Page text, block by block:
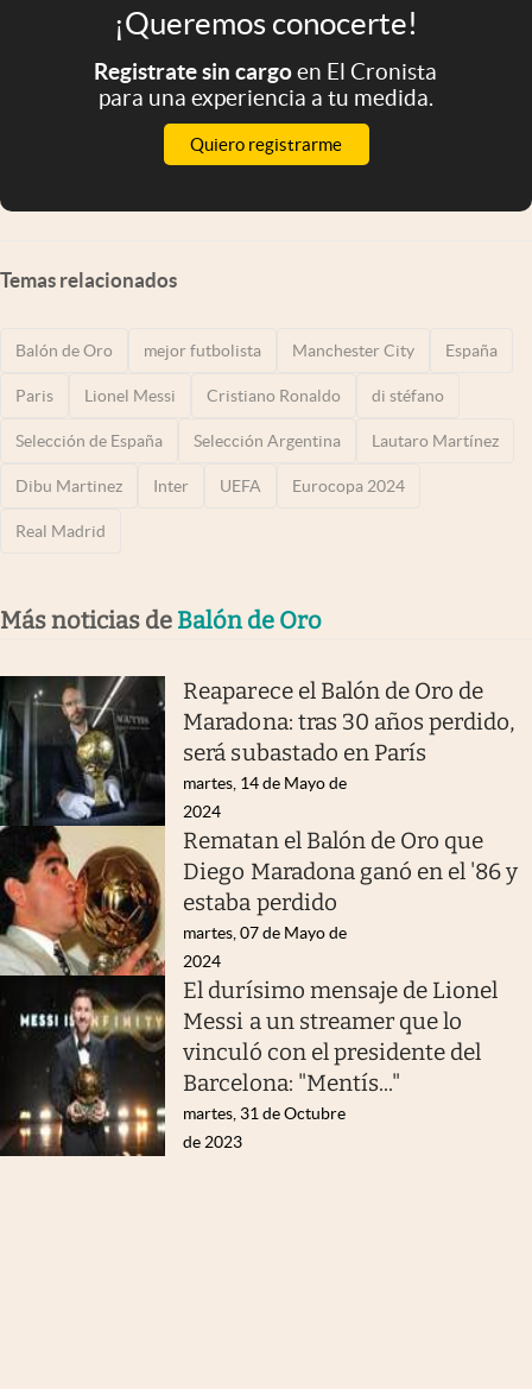
¡Queremos conocerte!
Registrate sin cargoen El Cronista
para una experiencia a tu medida.
Quiero registrarme
Temas relacionados
Balón de Oro mejor futbolista Manchester City España
Paris Lionel Messi Cristiano Ronaldo di stéfano
Selección de España Selección Argentina Lautaro Martínez
Dibu Martinez Inter UEFA Eurocopa 2024
Real Madrid
Más noticias de Balón de Oro
Reaparece el Balón de Oro de
Maradona: tras 30 años perdido,
será subastado en París
martes, 14 de Mayo de
2024
Rematan el Balón de Oro que
Diego Maradona ganó en el '86 y
estaba perdido
martes, 07 de Mayo de
2024
El durísimo mensaje de Lionel
Messi a un streamer que lo
vinculó con el presidente del
Barcelona: "Mentís..."
martes, 31 de Octubre
de 2023